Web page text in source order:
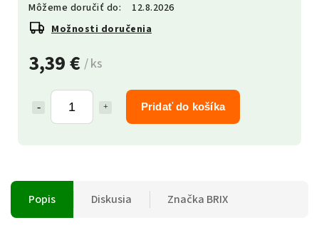
3,39 € / ks
Pridať do košíka
Môžeme doručiť do:
12.8.2026
Možnosti doručenia
Popis Diskusia Značka BRIX